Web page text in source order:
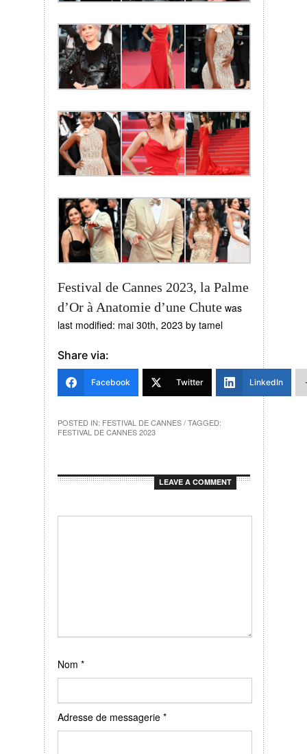
Festival de Cannes 2023, la Palme
d’Or à Anatomie d’une Chutewas
last modified: mai 30th, 2023 by tamel
Share via:
Facebook Twitter LinkedIn
POSTED IN: FESTIVAL DE CANNES / TAGGED:
FESTIVAL DE CANNES 2023
LEAVE A COMMENT
Nom *
Adresse de messagerie *